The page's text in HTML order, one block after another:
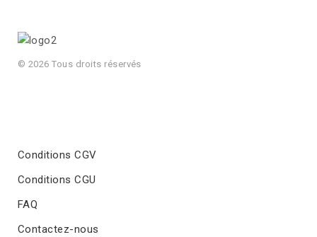
© 2026 Tous droits réservés
Conditions CGV
Conditions CGU
FAQ
Contactez-nous